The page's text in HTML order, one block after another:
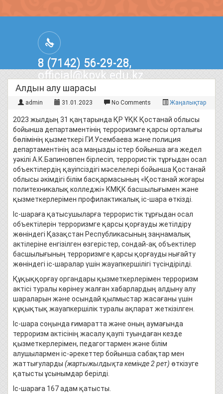
8 (7142) 56-29-28,
official@kpvk.edu.kz
г.Костанай, Проспект Кобыланды
Батыра, 3
Алдын алу шарасы
admin 31.01.2023 No Comments Жаңалықтар
2023 жылдың 31 қаңтарында ҚР ҰҚК Қостанай облысы
бойынша департаментінің терроризмге қарсы орталығы
бөлімінің қызметкері Г.И.Усембаева және полиция
департаментінің аса маңызды істер бойынша аға жедел
уәкілі А.К.Бапиновпен бірлесіп, террористік тұрғыдан осал
объектілердің қауіпсіздігі мәселелері бойынша Қостанай
облысы әкімдігі білім басқармасының «Қостанай жоғары
политехникалық колледжі» КМҚК басшылығымен және
қызметкерлерімен профилактикалық іс-шара өткізді.
Іс-шараға қатысушыларға террористік тұрғыдан осал
объектілерін терроризмге қарсы қорғауды жетілдіру
жөніндегі Қазақстан Республикасының заңнамалық
актілеріне енгізілген өзгерістер, сондай-ақ объектілер
басшылығының терроризмге қарсы қорғауды нығайту
жөніндегі іс-шаралар үшін жауапкершілігі түсіндірілді.
Құқыққорғау органдары қызметкерлерімен терроризм
актісі туралы көрінеу жалған хабарлардың алдыну алу
шараларын және осындай қылмыстар жасағаны үшін
құқықтық жауапкершілік туралы ақпарат жеткізілген.
Іс-шара соңында ғимаратта және оның аумағында
терроризм актісінің жасалу қаупі туындаған кезде
қызметкерлерімен, педагогтармен және білім
алушылармен іс-әрекеттер бойынша сабақтар мен
жаттығуларды (жартыжылдықта кемінде 2 рет) өткізуге
қатысты ұсынымдар берілді.
Іс-шараға 167 адам қатысты.